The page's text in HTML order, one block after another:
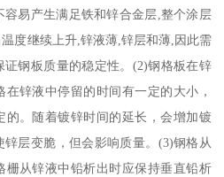
容易产生满足铁和锌合金层,整个涂层
度继续上升,锌液薄,锌层和薄,因此需
钢板质量的稳定性。(2)钢格板在锌
锌液中停留的时间有一定的大小，
的。随着镀锌时间的延长，会增加镀
层变脆，但会影响质量。(3)钢格从
栅从锌液中铅析出时应保持垂直铅析